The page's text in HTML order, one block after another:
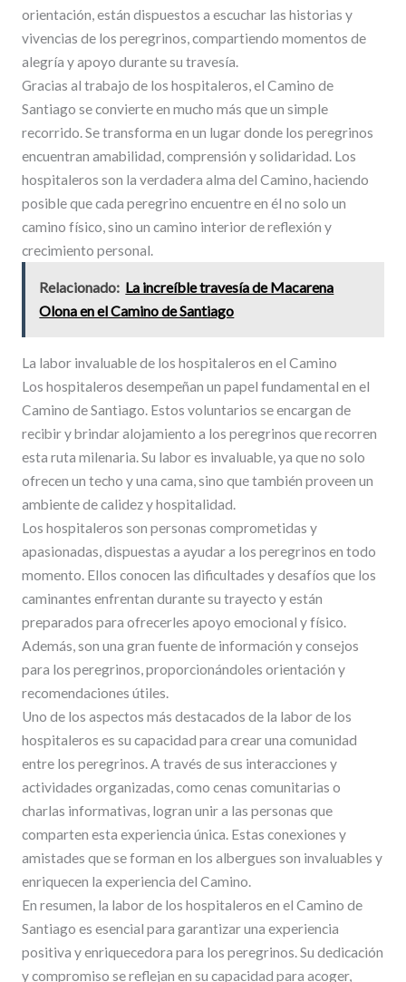
orientación, están dispuestos a escuchar las historias y
vivencias de los peregrinos, compartiendo momentos de
alegría y apoyo durante su travesía.
Gracias al trabajo de los hospitaleros, el Camino de
Santiago se convierte en mucho más que un simple
recorrido. Se transforma en un lugar donde los peregrinos
encuentran amabilidad, comprensión y solidaridad. Los
hospitaleros son la verdadera alma del Camino, haciendo
posible que cada peregrino encuentre en él no solo un
camino físico, sino un camino interior de reflexión y
crecimiento personal.
Relacionado: La increíble travesía de Macarena
Olona en el Camino de Santiago
La labor invaluable de los hospitaleros en el Camino
Los hospitaleros desempeñan un papel fundamental en el
Camino de Santiago. Estos voluntarios se encargan de
recibir y brindar alojamiento a los peregrinos que recorren
esta ruta milenaria. Su labor es invaluable, ya que no solo
ofrecen un techo y una cama, sino que también proveen un
ambiente de calidez y hospitalidad.
Los hospitaleros son personas comprometidas y
apasionadas, dispuestas a ayudar a los peregrinos en todo
momento. Ellos conocen las dificultades y desafíos que los
caminantes enfrentan durante su trayecto y están
preparados para ofrecerles apoyo emocional y físico.
Además, son una gran fuente de información y consejos
para los peregrinos, proporcionándoles orientación y
recomendaciones útiles.
Uno de los aspectos más destacados de la labor de los
hospitaleros es su capacidad para crear una comunidad
entre los peregrinos. A través de sus interacciones y
actividades organizadas, como cenas comunitarias o
charlas informativas, logran unir a las personas que
comparten esta experiencia única. Estas conexiones y
amistades que se forman en los albergues son invaluables y
enriquecen la experiencia del Camino.
En resumen, la labor de los hospitaleros en el Camino de
Santiago es esencial para garantizar una experiencia
positiva y enriquecedora para los peregrinos. Su dedicación
y compromiso se reflejan en su capacidad para acoger,